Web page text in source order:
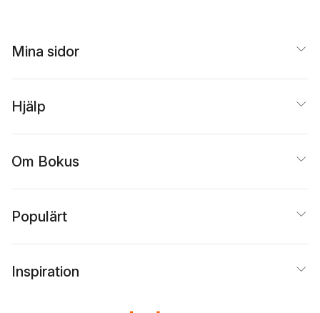
Mina sidor
Hjälp
Om Bokus
Populärt
Inspiration